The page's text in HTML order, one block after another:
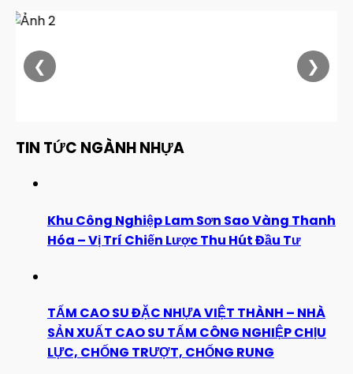
❮ ❯
TIN TỨC NGÀNH NHỰA
Khu Công Nghiệp Lam Sơn Sao Vàng Thanh
Hóa – Vị Trí Chiến Lược Thu Hút Đầu Tư
TẤM CAO SU ĐẶC NHỰA VIỆT THÀNH – NHÀ
SẢN XUẤT CAO SU TẤM CÔNG NGHIỆP CHỊU
LỰC, CHỐNG TRƯỢT, CHỐNG RUNG